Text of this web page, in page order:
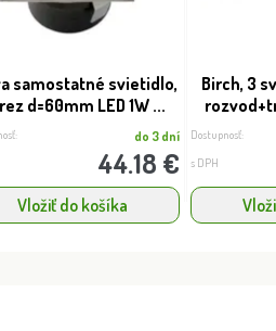
samostatné svietidlo,
d=60mm LED 1W ...
do 3 dní
44.18 €
Vložiť do košíka
Birch, 3
Dostupnosť:
s DPH